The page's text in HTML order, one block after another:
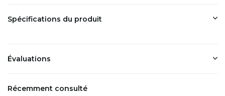
Spécifications du produit
Évaluations
Récemment consulté